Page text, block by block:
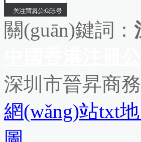
關(guān)鍵詞：
深圳市晉昇商
網(wǎng)站txt